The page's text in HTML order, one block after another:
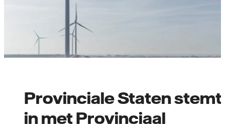
Provinciale Staten stemt
in met Provinciaal